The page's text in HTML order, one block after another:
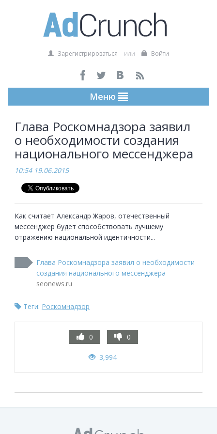
Зарегистрироваться или Войти
Меню
Глава Роскомнадзора заявил
о необходимости создания
национального мессенджера
10:54 19.06.2015
Как считает Александр Жаров, отечественный
мессенджер будет способствовать лучшему
отражению национальной идентичности...
Глава Роскомнадзора заявил о необходимости
создания национального мессенджера
seonews.ru
Теги: Роскомнадзор
0 0
3,994